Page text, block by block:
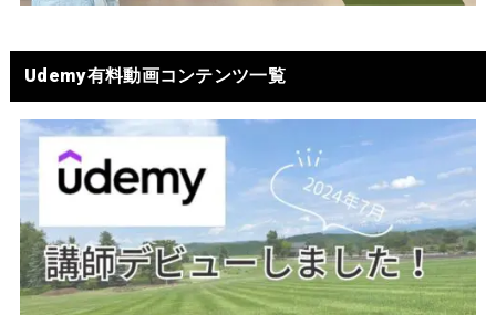
Udemy有料動画コンテンツ一覧